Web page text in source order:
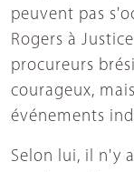
peuvent pas
Rogers à
procureurs
courageux,
événements
Selon lui, il n'y